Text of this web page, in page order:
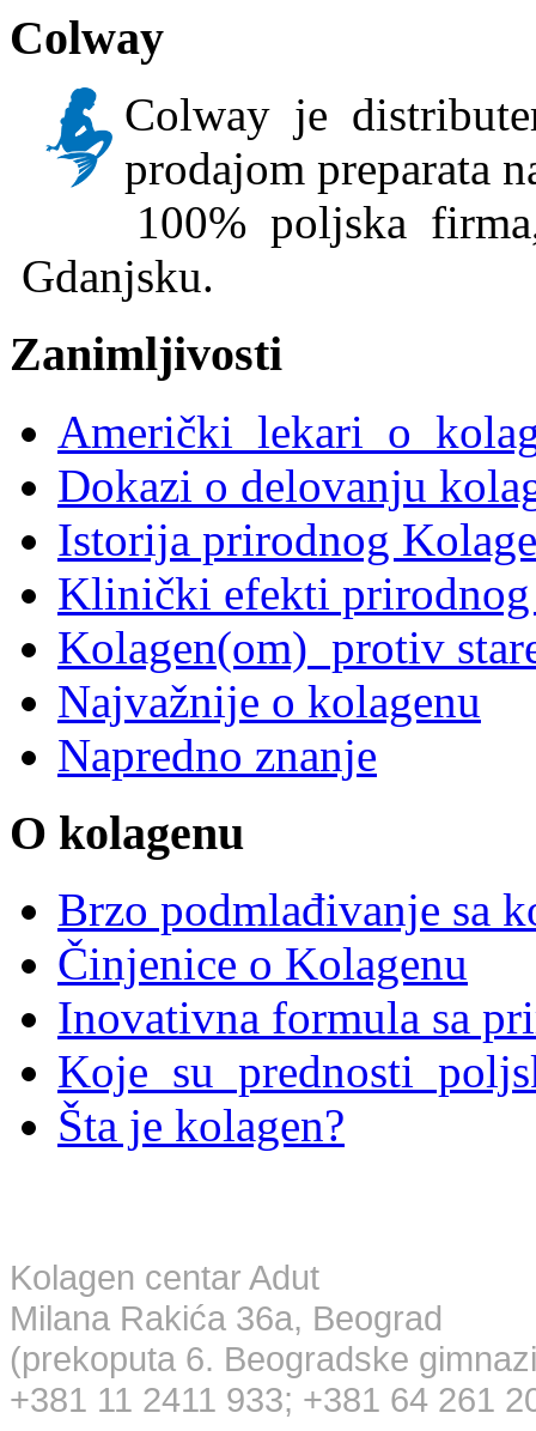
Colway
Colway je
prodajom preparata
100% poljska
Gdanjsku.
Zanimljivosti
Američki lekari o
Dokazi o delovanju
Istorija prirodnog
Klinički efekti prirodnog
Kolagen(om) protiv
Najvažnije o kolagenu
Napredno znanje
O kolagenu
Brzo podmlađivanje sa
Činjenice o Kolagenu
Inovativna formula sa
Koje su prednosti
Šta je kolagen?
Kolagen centar Adut
Milana Rakića 36a, Beograd
(prekoputa 6. Beogradske
+381 11 2411 933; +381 64 261